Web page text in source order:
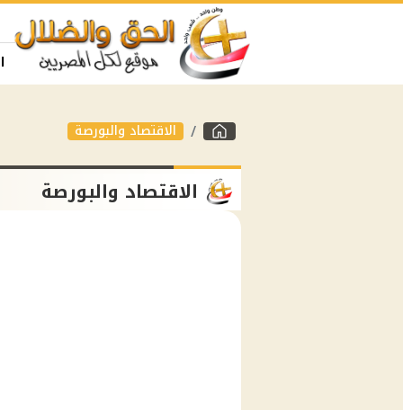
الاقتصاد والبورصة
الاقتصاد والبورصة